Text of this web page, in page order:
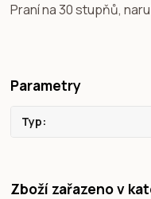
Praní na 30 stupňů,
Parametry
Typ
Zboží zařazeno v